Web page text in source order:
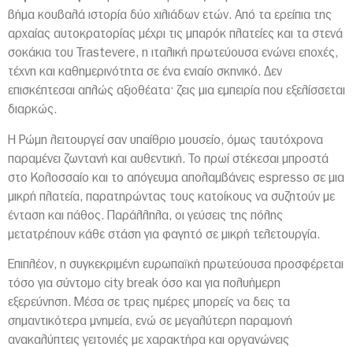
βήμα κουβαλά ιστορία δύο χιλιάδων ετών. Από τα ερείπια της
αρχαίας αυτοκρατορίας μέχρι τις μπαρόκ πλατείες και τα στενά
σοκάκια του Trastevere, η ιταλική πρωτεύουσα ενώνει εποχές,
τέχνη και καθημερινότητα σε ένα ενιαίο σκηνικό. Δεν
επισκέπτεσαι απλώς αξιοθέατα· ζεις μια εμπειρία που εξελίσσεται
διαρκώς.
Η Ρώμη λειτουργεί σαν υπαίθριο μουσείο, όμως ταυτόχρονα
παραμένει ζωντανή και αυθεντική. Το πρωί στέκεσαι μπροστά
στο Κολοσσαίο και το απόγευμα απολαμβάνεις espresso σε μια
μικρή πλατεία, παρατηρώντας τους κατοίκους να συζητούν με
ένταση και πάθος. Παράλληλα, οι γεύσεις της πόλης
μετατρέπουν κάθε στάση για φαγητό σε μικρή τελετουργία.
Επιπλέον, η συγκεκριμένη ευρωπαϊκή πρωτεύουσα προσφέρεται
τόσο για σύντομο city break όσο και για πολυήμερη
εξερεύνηση. Μέσα σε τρεις ημέρες μπορείς να δεις τα
σημαντικότερα μνημεία, ενώ σε μεγαλύτερη παραμονή
ανακαλύπτεις γειτονιές με χαρακτήρα και οργανώνεις